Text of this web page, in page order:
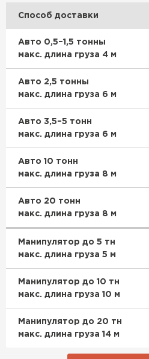
Способ доставки
Авто 0,5–1,5 тонны
макс. длина груза 4 м
Авто 2,5 тонны
макс. длина груза 6 м
Авто 3,5–5 тонн
макс. длина груза 6 м
Авто 10 тонн
макс. длина груза 8 м
Авто 20 тонн
макс. длина груза 8 м
Манипулятор до 5 тн
макс. длина груза 5 м
Манипулятор до 10 тн
макс. длина груза 10 м
Манипулятор до 20 тн
макс. длина груза 14 м